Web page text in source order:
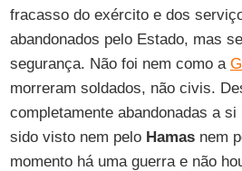
fracasso do exército e dos
abandonados pelo Estado, mas
segurança. Não foi nem como a
morreram soldados, não civis.
completamente abandonadas a
sido visto nem pelo Hamasnem
momento há uma guerra e não